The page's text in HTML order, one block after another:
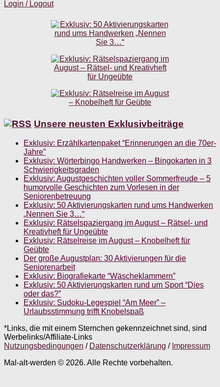
Login / Logout
Unsere neusten Exklusivbeiträge
Exklusiv: Erzählkartenpaket “Erinnerungen an die 70er-
Jahre”
Exklusiv: Wörterbingo Handwerken – Bingokarten in 3
Schwierigkeitsgraden
Exklusiv: Augustgeschichten voller Sommerfreude – 5
humorvolle Geschichten zum Vorlesen in der
Seniorenbetreuung
Exklusiv: 50 Aktivierungskarten rund ums Handwerken
„Nennen Sie 3…“
Exklusiv: Rätselspaziergang im August – Rätsel- und
Kreativheft für Ungeübte
Exklusiv: Rätselreise im August – Knobelheft für
Geübte
Der große Augustplan: 30 Aktivierungen für die
Seniorenarbeit
Exklusiv: Biografiekarte “Wäscheklammern”
Exklusiv: 50 Aktivierungskarten rund um Sport “Dies
oder das?”
Exklusiv: Sudoku-Legespiel “Am Meer” –
Urlaubsstimmung trifft Knobelspaß
*Links, die mit einem Sternchen gekennzeichnet sind, sind
Werbelinks/Affiliate-Links
Nutzungsbedingungen / Datenschutzerklärung / Impressum
Mal-alt-werden © 2026. Alle Rechte vorbehalten.